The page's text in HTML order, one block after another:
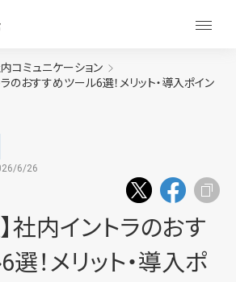
コミュニケーション
のおすすめツール6選！メリット・導入ポイン
6/26
社内イントラのおす
！メリット・導入ポ